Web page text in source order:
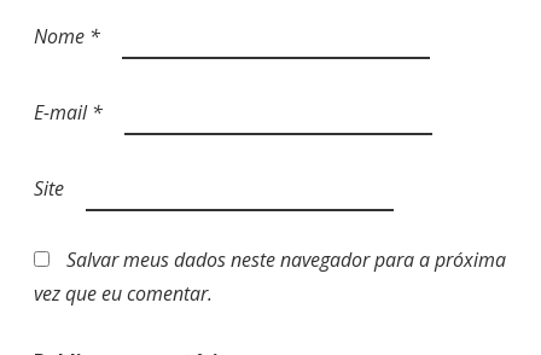
Nome *
E-mail*
Site
Salvar meus dados neste navegador para a próxima
vez que eu comentar.